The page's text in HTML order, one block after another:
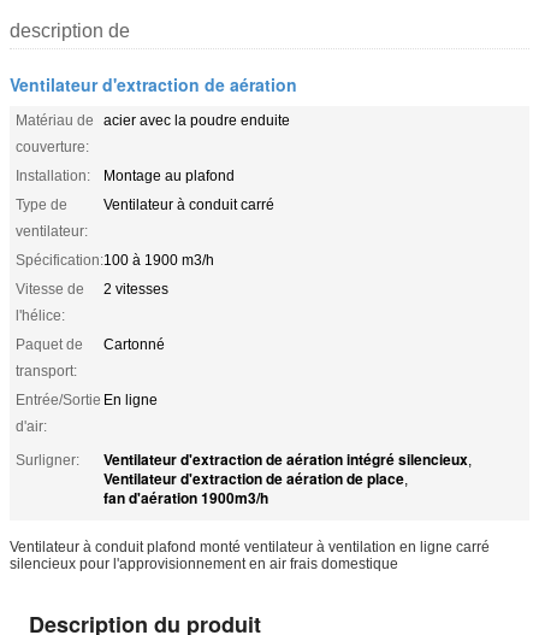
description de
Ventilateur d'extraction de aération
Matériau de
couverture:
acier avec la poudre enduite
Installation:
Montage au plafond
Type de
ventilateur:
Ventilateur à conduit carré
Spécification:100 à 1900 m3/h
Vitesse de
l'hélice:
2 vitesses
Paquet de
transport:
Cartonné
Entrée/Sortie
d'air:
En ligne
Surligner: Ventilateur d'extraction de aération intégré silencieux,
Ventilateur d'extraction de aération de place,
fan d'aération 1900m3/h
Ventilateur à conduit plafond monté ventilateur à ventilation en ligne carré
silencieux pour l'approvisionnement en air frais domestique
Description du produit